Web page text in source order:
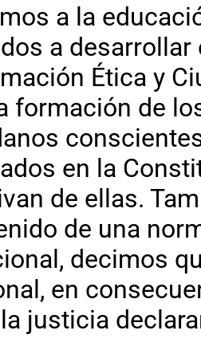
a la
a desarrollar
Ética y
formación de
en la
de ellas.
de una
decimos
en
justicia